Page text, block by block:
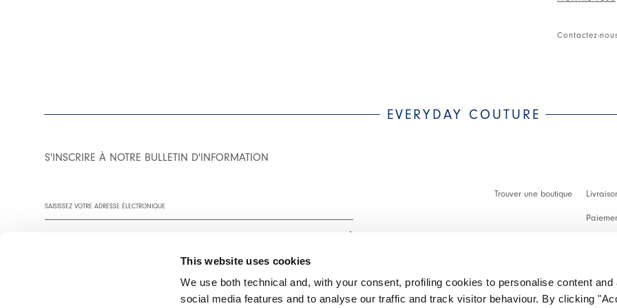
This website uses cookies
We use both technical and, with your consent, profiling cookies to personalise content and
social media features and to analyse our traffic and track visitor behaviour. By clicking
• Poches
Contactez-
EVERYDAY COUTURE
S'INSCRIRE À NOTRE BULLETIN D'INFORMATION
Vous êtes invité à lire notre politique de confidentialité dans son intégralité.
Trouver une boutique